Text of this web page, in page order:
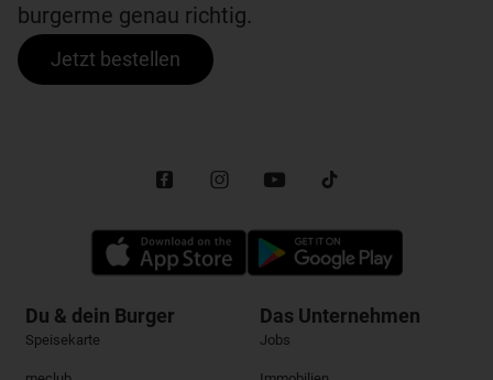
burgerme genau richtig.
Jetzt bestellen
Du & dein Burger
Speisekarte
Das Unternehmen
Jobs